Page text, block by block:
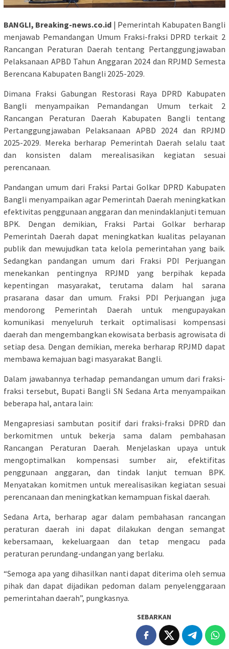
BANGLI, Breaking-news.co.id | Pemerintah Kabupaten Bangli
menjawab Pemandangan Umum Fraksi-fraksi DPRD terkait 2
Rancangan Peraturan Daerah tentang Pertanggungjawaban
Pelaksanaan APBD Tahun Anggaran 2024 dan RPJMD Semesta
Berencana Kabupaten Bangli 2025-2029.
Dimana Fraksi Gabungan Restorasi Raya DPRD Kabupaten
Bangli menyampaikan Pemandangan Umum terkait 2
Rancangan Peraturan Daerah Kabupaten Bangli tentang
Pertanggungjawaban Pelaksanaan APBD 2024 dan RPJMD
2025-2029. Mereka berharap Pemerintah Daerah selalu taat
dan konsisten dalam merealisasikan kegiatan sesuai
perencanaan.
Pandangan umum dari Fraksi Partai Golkar DPRD Kabupaten
Bangli menyampaikan agar Pemerintah Daerah meningkatkan
efektivitas penggunaan anggaran dan menindaklanjuti temuan
BPK. Dengan demikian, Fraksi Partai Golkar berharap
Pemerintah Daerah dapat meningkatkan kualitas pelayanan
publik dan mewujudkan tata kelola pemerintahan yang baik.
Sedangkan pandangan umum dari Fraksi PDI Perjuangan
menekankan pentingnya RPJMD yang berpihak kepada
kepentingan masyarakat, terutama dalam hal sarana
prasarana dasar dan umum. Fraksi PDI Perjuangan juga
mendorong Pemerintah Daerah untuk mengupayakan
komunikasi menyeluruh terkait optimalisasi kompensasi
daerah dan mengembangkan ekowisata berbasis agrowisata di
setiap desa. Dengan demikian, mereka berharap RPJMD dapat
membawa kemajuan bagi masyarakat Bangli.
Dalam jawabannya terhadap pemandangan umum dari fraksi-
fraksi tersebut, Bupati Bangli SN Sedana Arta menyampaikan
beberapa hal, antara lain:
Mengapresiasi sambutan positif dari fraksi-fraksi DPRD dan
berkomitmen untuk bekerja sama dalam pembahasan
Rancangan Peraturan Daerah. Menjelaskan upaya untuk
mengoptimalkan kompensasi sumber air, efektifitas
penggunaan anggaran, dan tindak lanjut temuan BPK.
Menyatakan komitmen untuk merealisasikan kegiatan sesuai
perencanaan dan meningkatkan kemampuan fiskal daerah.
Sedana Arta, berharap agar dalam pembahasan rancangan
peraturan daerah ini dapat dilakukan dengan semangat
kebersamaan, kekeluargaan dan tetap mengacu pada
peraturan perundang-undangan yang berlaku.
“Semoga apa yang dihasilkan nanti dapat diterima oleh semua
pihak dan dapat dijadikan pedoman dalam penyelenggaraan
pemerintahan daerah”, pungkasnya.
SEBARKAN